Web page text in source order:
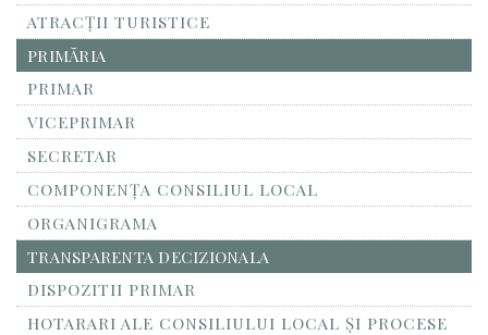
ATRACȚII TURISTICE
PRIMĂRIA
PRIMAR
VICEPRIMAR
SECRETAR
COMPONENȚA CONSILIUL LOCAL
ORGANIGRAMA
TRANSPARENTA DECIZIONALA
DISPOZITII PRIMAR
HOTARARI ALE CONSILIULUI LOCAL ȘI PROCESE